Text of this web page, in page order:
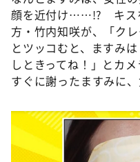
顔を近付け……!? キス
方・竹内知咲が、「ク
とツッコむと、ますみ
しときってね！」とカ
すぐに謝ったますみに